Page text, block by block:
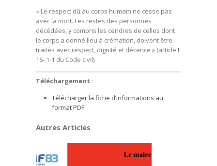
« Le respect dû au corps humain ne cesse pas
avec la mort. Les restes des personnes
décédées, y compris les cendres de celles dont
le corps a donné lieu à crémation, doivent être
traités avec respect, dignité et décence » (article L
16- 1-1 du Code civil)
Téléchargement :
Télécharger la fiche d’informations au
format PDF
Autres Articles